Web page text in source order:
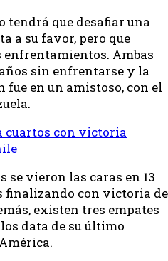
tendrá que desafiar una
a su favor, pero que
Ambas
sin enfrentarse y la
en un amistoso, con el
cuartos con victoria
vieron las caras en 13
finalizando con victoria de
existen tres empates
data de su último